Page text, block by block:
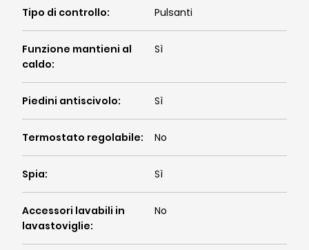
Tipo di controllo: Pulsanti
Funzione mantieni al
caldo:
Sì
Piedini antiscivolo: Sì
Termostato regolabile: No
Spia: Sì
Accessori lavabili in
lavastoviglie:
No